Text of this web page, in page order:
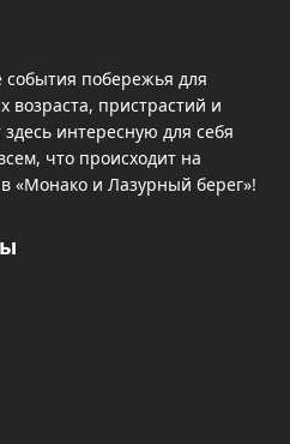
события побережья для
возраста, пристрастий и
интересную для себя
что происходит на
«Монако и Лазурный берег»!